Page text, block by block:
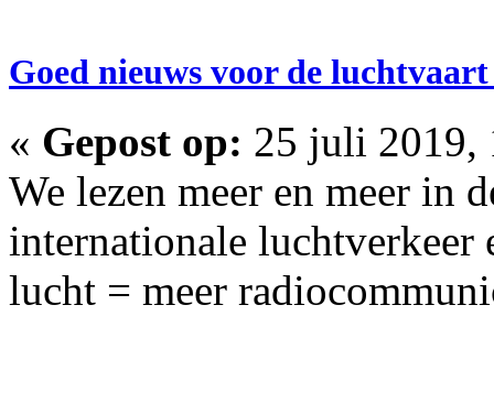
Goed nieuws voor de
« Gepost op: 25 juli 2019,
We lezen meer en meer in
internationale luchtverkeer
lucht = meer